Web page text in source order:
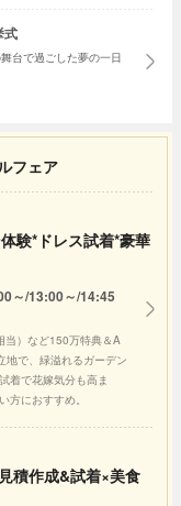
式
台で過ごした夢の一日
フェア
験*ドレス試着*豪華
～/13:00～/14:45
当）など150万特典＆A
地で、緑溢れるガーデン
着で花嫁気分も高ま
方におすすめ。
積作成&試着×美食